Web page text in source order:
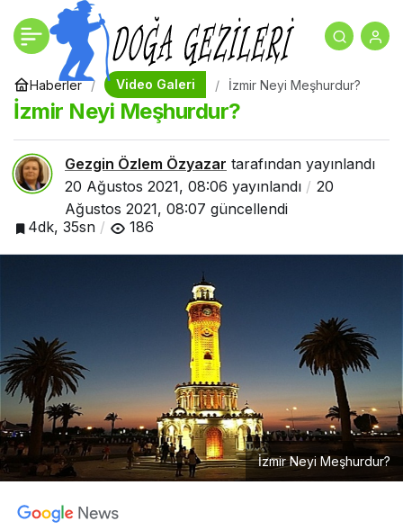
Haberler Video Galeri İzmir Neyi Meşhurdur?
İzmir Neyi Meşhurdur?
Gezgin Özlem Özyazar tarafından yayınlandı
20 Ağustos 2021, 08:06 yayınlandı
20
Ağustos 2021, 08:07 güncellendi
4dk, 35sn
186
İzmir Neyi Meşhurdur?
Adana’nın Neyi
Meşhurdur? Adana’ya
Giden Birinden Ne
İstenir?
+ - Paylaş